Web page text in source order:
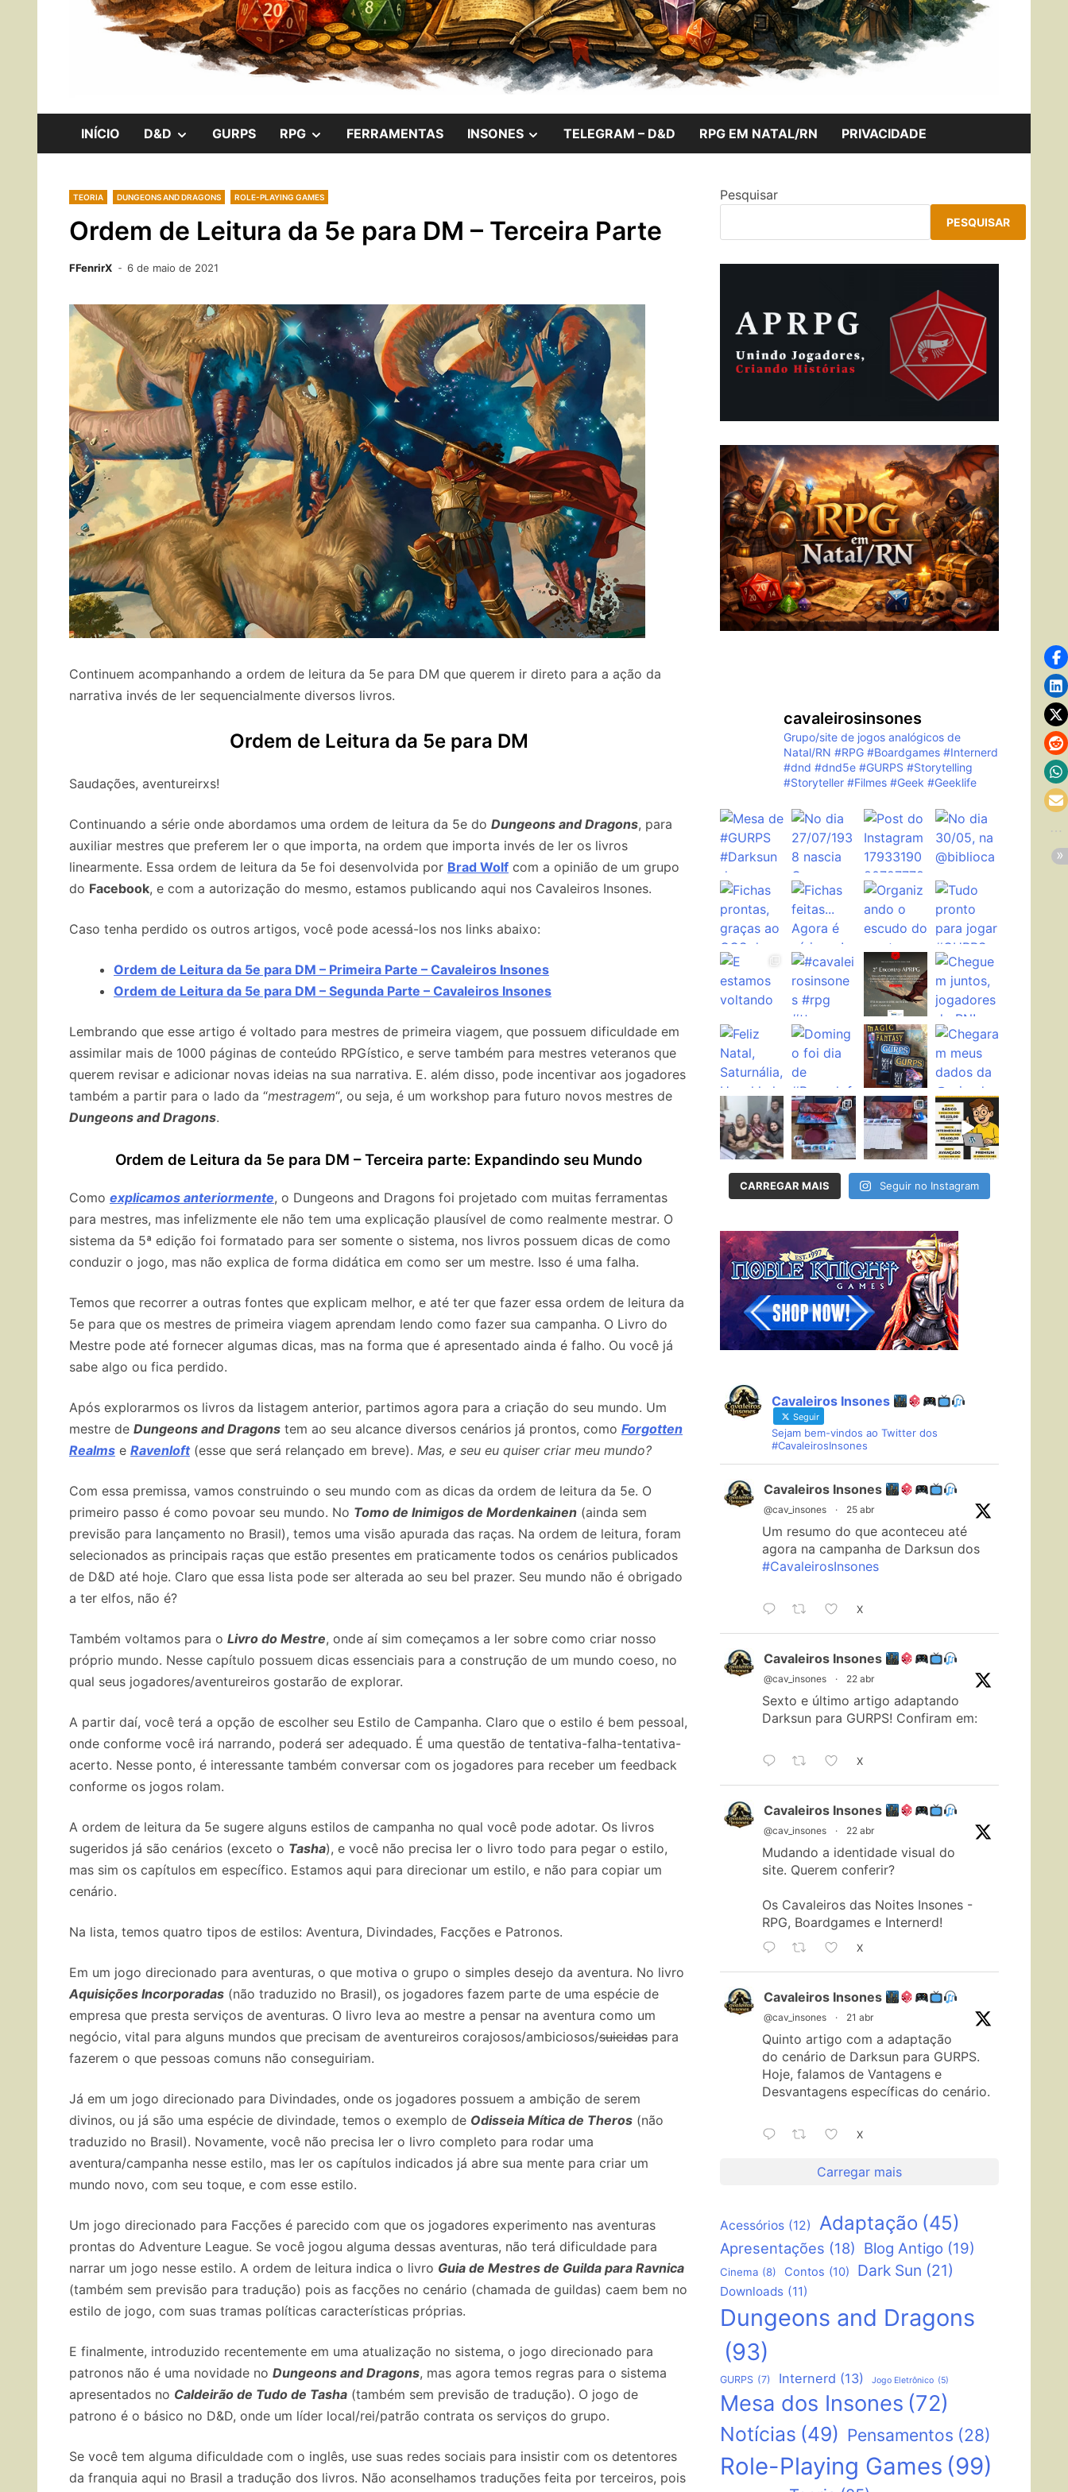
Os Cavaleiros das Noites Insones
INÍCIO
D&D SHOWGURPS RPG SHOWFERRAMENTAS INSONES SHOWTELEGRAM – D&D RPG EM NATAL/RN PRIVACIDADE
TEORIA DUNGEONS AND DRAGONS ROLE-PLAYING GAMES
Ordem de Leitura da 5e para DM – Terceira Parte
FFenrirX 6 de maio de 2021
Continuem acompanhando a ordem de leitura da 5e para DM que querem ir direto para a ação da
narrativa invés de ler sequencialmente diversos livros.
Ordem de Leitura da 5e para DM
Saudações, aventureirxs!
Continuando a série onde abordamos uma ordem de leitura da 5e do Dungeons and Dragons, para
auxiliar mestres que preferem ler o que importa, na ordem que importa invés de ler os livros
linearmente. Essa ordem de leitura da 5e foi desenvolvida por Brad Wolf com a opinião de um grupo
do Facebook, e com a autorização do mesmo, estamos publicando aqui nos Cavaleiros Insones.
Caso tenha perdido os outros artigos, você pode acessá-los nos links abaixo:
Ordem de Leitura da 5e para DM – Primeira Parte – Cavaleiros Insones
Ordem de Leitura da 5e para DM – Segunda Parte – Cavaleiros Insones
Lembrando que esse artigo é voltado para mestres de primeira viagem, que possuem dificuldade em
assimilar mais de 1000 páginas de conteúdo RPGístico, e serve também para mestres veteranos que
querem revisar e adicionar novas ideias na sua narrativa. E. além disso, pode incentivar aos jogadores
também a partir para o lado da “mestragem“, ou seja, é um workshop para futuro novos mestres de
Dungeons and Dragons.
Ordem de Leitura da 5e para DM – Terceira parte: Expandindo seu Mundo
Como explicamos anteriormente, o Dungeons and Dragons foi projetado com muitas ferramentas
para mestres, mas infelizmente ele não tem uma explicação plausível de como realmente mestrar. O
sistema da 5ª edição foi formatado para ser somente o sistema, nos livros possuem dicas de como
conduzir o jogo, mas não explica de forma didática em como ser um mestre. Isso é uma falha.
Temos que recorrer a outras fontes que explicam melhor, e até ter que fazer essa ordem de leitura da
5e para que os mestres de primeira viagem aprendam lendo como fazer sua campanha. O Livro do
Mestre pode até fornecer algumas dicas, mas na forma que é apresentado ainda é falho. Ou você já
sabe algo ou fica perdido.
Após explorarmos os livros da listagem anterior, partimos agora para a criação do seu mundo. Um
mestre de Dungeons and Dragons tem ao seu alcance diversos cenários já prontos, como Forgotten
Realms e Ravenloft(esse que será relançado em breve). Mas, e seu eu quiser criar meu mundo?
Com essa premissa, vamos construindo o seu mundo com as dicas da ordem de leitura da 5e. O
primeiro passo é como povoar seu mundo. No Tomo de Inimigos de Mordenkainen (ainda sem
previsão para lançamento no Brasil), temos uma visão apurada das raças. Na ordem de leitura, foram
selecionados as principais raças que estão presentes em praticamente todos os cenários publicados
de D&D até hoje. Claro que essa lista pode ser alterada ao seu bel prazer. Seu mundo não é obrigado
a ter elfos, não é?
Também voltamos para o Livro do Mestre, onde aí sim começamos a ler sobre como criar nosso
próprio mundo. Nesse capítulo possuem dicas essenciais para a construção de um mundo coeso, no
qual seus jogadores/aventureiros gostarão de explorar.
A partir daí, você terá a opção de escolher seu Estilo de Campanha. Claro que o estilo é bem pessoal,
onde conforme você irá narrando, poderá ser adequado. É uma questão de tentativa-falha-tentativa-
acerto. Nesse ponto, é interessante também conversar com os jogadores para receber um feedback
conforme os jogos rolam.
A ordem de leitura da 5e sugere alguns estilos de campanha no qual você pode adotar. Os livros
sugeridos já são cenários (exceto o Tasha), e você não precisa ler o livro todo para pegar o estilo,
mas sim os capítulos em específico. Estamos aqui para direcionar um estilo, e não para copiar um
cenário.
Na lista, temos quatro tipos de estilos: Aventura, Divindades, Facções e Patronos.
Em um jogo direcionado para aventuras, o que motiva o grupo o simples desejo da aventura. No livro
Aquisições Incorporadas (não traduzido no Brasil), os jogadores fazem parte de uma espécie de
empresa que presta serviços de aventuras. O livro leva ao mestre a pensar na aventura como um
negócio, vital para alguns mundos que precisam de aventureiros corajosos/ambiciosos/suicidas para
fazerem o que pessoas comuns não conseguiriam.
Já em um jogo direcionado para Divindades, onde os jogadores possuem a ambição de serem
divinos, ou já são uma espécie de divindade, temos o exemplo de Odisseia Mítica de Theros (não
traduzido no Brasil). Novamente, você não precisa ler o livro completo para rodar uma
aventura/campanha nesse estilo, mas ler os capítulos indicados já abre sua mente para criar um
mundo novo, com seu toque, e com esse estilo.
Um jogo direcionado para Facções é parecido com que os jogadores experimento nas aventuras
prontas do Adventure League. Se você jogou alguma dessas aventuras, não terá dificuldade para
narrar um jogo nesse estilo. A ordem de leitura indica o livro Guia de Mestres de Guilda para Ravnica
(também sem previsão para tradução) pois as facções no cenário (chamada de guildas) caem bem no
estilo de jogo, com suas tramas políticas características próprias.
E finalmente, introduzido recentemente em uma atualização no sistema, o jogo direcionado para
patronos não é uma novidade no Dungeons and Dragons, mas agora temos regras para o sistema
apresentados no Caldeirão de Tudo de Tasha (também sem previsão de tradução). O jogo de
patrono é o básico no D&D, onde um líder local/rei/patrão contrata os serviços do grupo.
Se você tem alguma dificuldade com o inglês, use suas redes sociais para insistir com os detentores
da franquia aqui no Brasil a tradução dos livros. Não aconselhamos traduções feita por terceiros, pois
Pesquisar
PESQUISAR
cavaleirosinsones
Grupo/site de jogos analógicos de
Natal/RN #RPG #Boardgames #Internerd
#dnd #dnd5e #GURPS #Storytelling
#Storyteller #Filmes #Geek #Geeklife
CARREGAR MAIS Seguir no Instagram
Cavaleiros Insones
Seguir
Sejam bem-vindos ao Twitter dos
#CavaleirosInsones
Cavaleiros Insones
@cav_insones · 25 abr
Um resumo do que aconteceu até
agora na campanha de Darksun dos
#CavaleirosInsones
X
Cavaleiros Insones
@cav_insones · 22 abr
Sexto e último artigo adaptando
Darksun para GURPS! Confiram em:
X
Cavaleiros Insones
@cav_insones · 22 abr
Mudando a identidade visual do
site. Querem conferir?
Os Cavaleiros das Noites Insones -
RPG, Boardgames e Internerd!
X
Cavaleiros Insones
@cav_insones · 21 abr
Quinto artigo com a adaptação
do cenário de Darksun para GURPS.
Hoje, falamos de Vantagens e
Desvantagens específicas do cenário.
X
Carregar mais
Acessórios (12) Adaptação (45)
Apresentações (18) Blog Antigo (19)
Cinema (8) Contos (10) Dark Sun (21)
Downloads (11)
Dungeons and Dragons
(93)
GURPS (7) Internerd (13) Jogo Eletrônico (5)
Mesa dos Insones (72)
Notícias (49) Pensamentos (28)
Role-Playing Games (99)